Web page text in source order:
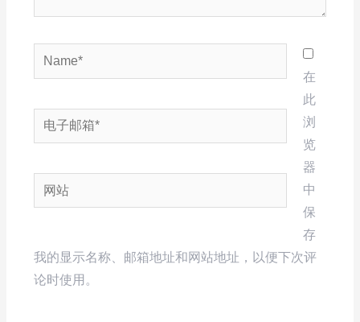
Name*
电
子
箱
*
网
站
在
此
浏
览
器
中
保
存
我的显示名称、邮箱地址和网站地址，以便下次评
论时使用。